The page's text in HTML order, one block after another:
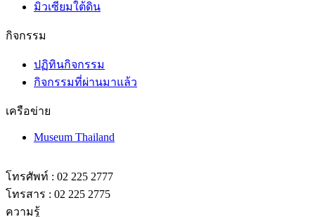
มิวเซียมใต้ดิน
กิจกรรม
ปฏิทินกิจกรรม
กิจกรรมที่ผ่านมาแล้ว
เครือข่าย
Museum Thailand
โทรศัพท์ : 02 225 2777
โทรสาร : 02 225 2775
ความรู้